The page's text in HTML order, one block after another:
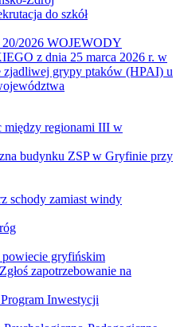
do szkół
2026 WOJEWODY
z dnia 25 marca 2026 r. w
zjadliwej grypy ptaków (HPAI) u